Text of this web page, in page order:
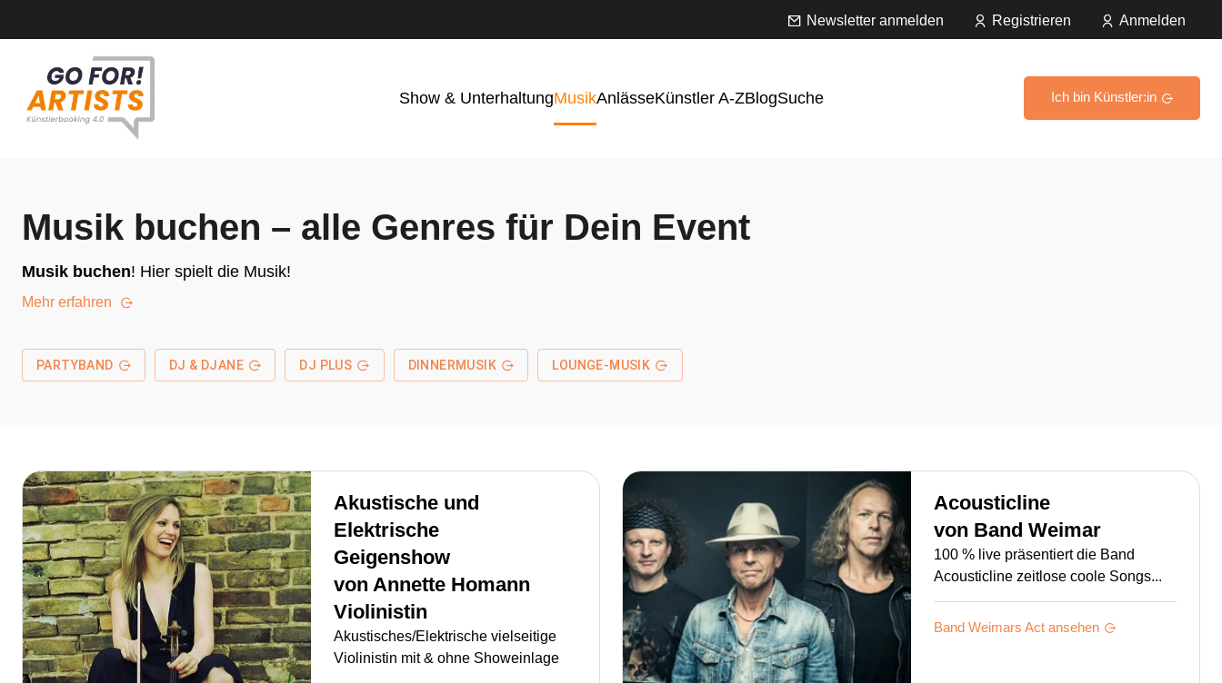
Newsletter anmelden Registrieren Anmelden
Show & UnterhaltungMusikAnlässeKünstler A-ZBlogSuche Ich bin Künstler:in
Musik buchen – alle Genres für Dein Event
Musik buchen! Hier spielt die Musik!
Mehr erfahren
PARTYBAND DJ & DJANE DJ PLUS DINNERMUSIK LOUNGE-MUSIK
Akustische und
Elektrische
Geigenshow
von Annette Homann
Violinistin
Akustisches/Elektrische vielseitige
Violinistin mit & ohne Showeinlage
Acousticline
von Band Weimar
100 % live präsentiert die Band
Acousticline zeitlose coole Songs...
Band Weimars Act ansehen